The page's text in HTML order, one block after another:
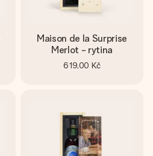
Maison de la Surprise
Merlot - rytina
619,00 Kč